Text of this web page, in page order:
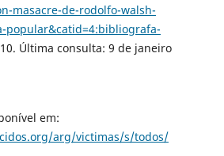
masacre-de-rodolfo-walsh-
popular&catid=4:bibliografa-
Última consulta: 9 de janeiro
em:
arg/victimas/s/todos/